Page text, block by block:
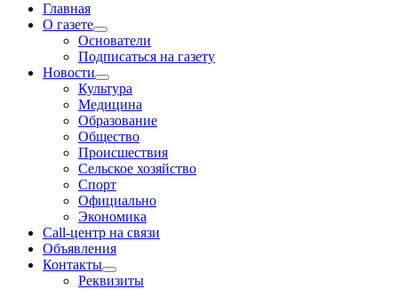
Главная
О газете
Основатели
Подписаться на газету
Новости
Культура
Медицина
Образование
Общество
Происшествия
Сельское хозяйство
Спорт
Официально
Экономика
Call-центр на связи
Объявления
Контакты
Реквизиты